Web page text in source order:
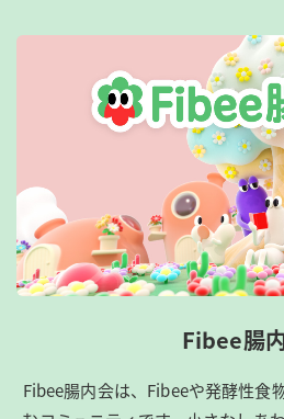
Fibee腸
Fibee腸内会は、​Fibeeや発酵性食